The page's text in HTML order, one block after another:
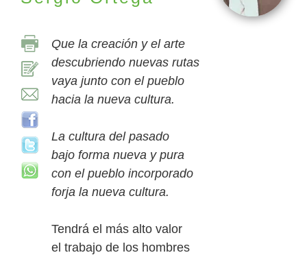
Que la creación y el arte
descubriendo nuevas rutas
vaya junto con el pueblo
hacia la nueva cultura.
La cultura del pasado
bajo forma nueva y pura
con el pueblo incorporado
forja la nueva cultura.
Tendrá el más alto valor
el trabajo de los hombres